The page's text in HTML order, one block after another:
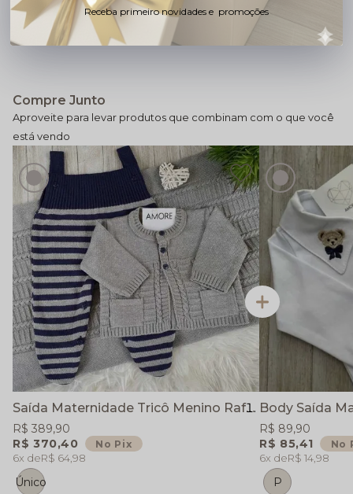
Especificações
Compre Junto
Saída Maternidade Tricô Menino Rafael - Cinza e Marinho - Jardineira Casaquinho Manta
R$ 370,40 No Pix
R$ 389,90
6x R$ 64,98
Único
R$ 85,41 No
R$ 89,90
6x R$ 14,98
P
Receba primeiro novidades e promoções